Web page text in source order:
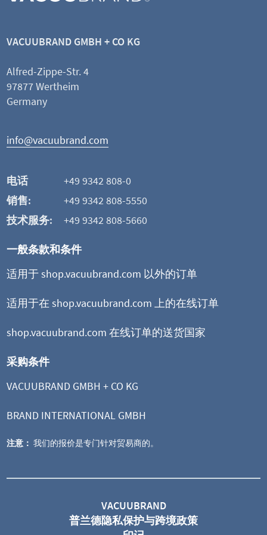
极限真空 70 mbar
VACUUBRAND GMBH + CO KG
Alfred-Zippe-Str. 4
97877 Wertheim
Germany
info@vacuubrand.com
电话
+49 9342 808-0
销售:
+49 9342 808-5550
技术服务:
+49 9342 808-5660
一般条款和条件
适用于 shop.vacuubrand.com 以外的订单
适用于在 shop.vacuubrand.com 上的在线订单
shop.vacuubrand.com 在线订单的送货国家
采购条件
VACUUBRAND GMBH + CO KG
BRAND INTERNATIONAL GMBH
注意： 我们的报价是专门针对贸易商的。
VACUUBRAND
普兰德隐私保护与跨境政策